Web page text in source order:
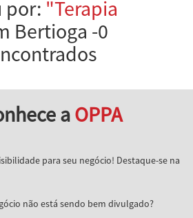
por: "Terapia
Bertioga -0
aOPPA
para seu negócio! Destaque-se na
não está sendo bem divulgado?